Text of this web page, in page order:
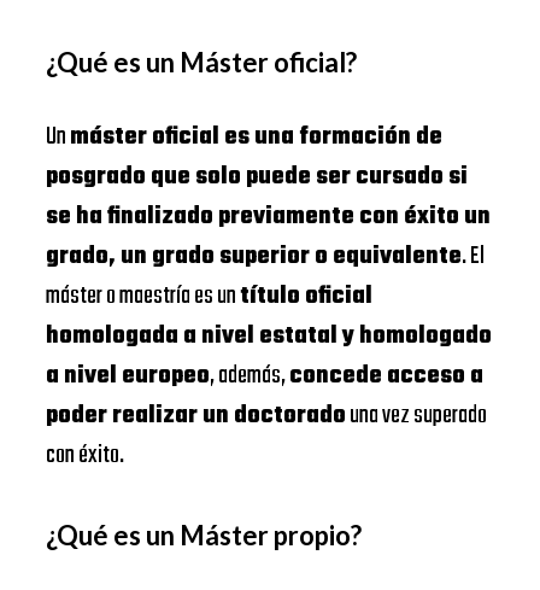
¿Qué es un Máster oficial?
Unmáster oficial es una formación de
posgrado que solo puede ser cursado si
se ha finalizado previamente con éxito un
grado, un grado superior o equivalente. El
máster o maestría es untítulo oficial
homologada a nivel estatal y homologado
a nivel europeo, además,concede acceso a
poder realizar un doctoradouna vez superado
con éxito.
¿Qué es un Máster propio?